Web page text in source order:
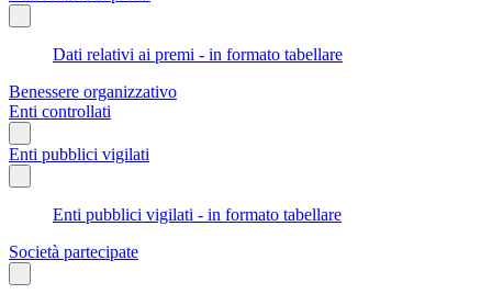
Dati relativi ai premi - in formato tabellare
Benessere organizzativo
Enti controllati
Enti pubblici vigilati
Enti pubblici vigilati - in formato tabellare
Società partecipate